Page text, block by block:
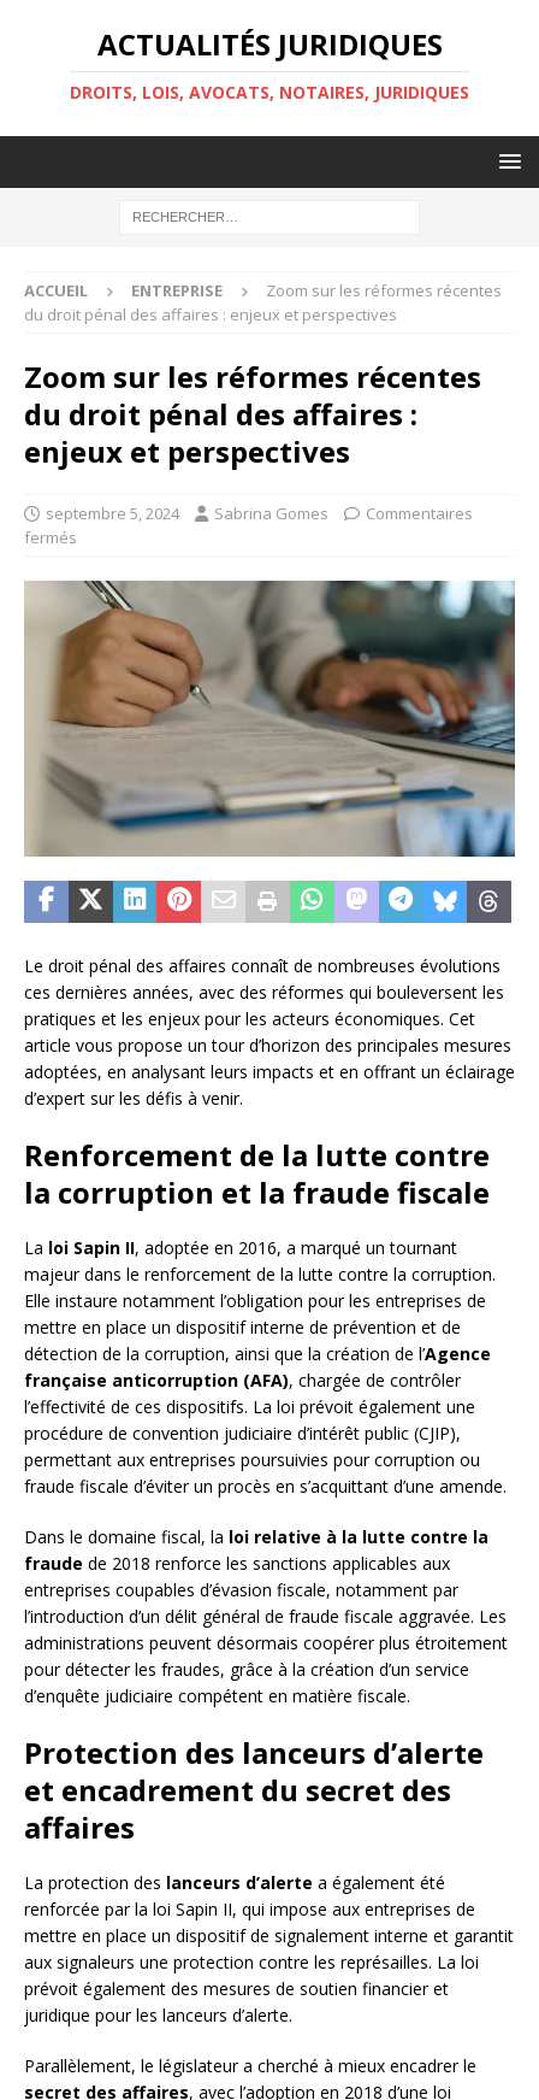
ACTUALITÉS JURIDIQUES
DROITS, LOIS, AVOCATS, NOTAIRES, JURIDIQUES
ACCUEIL ENTREPRISE
Zoom sur les réformes récentes
du droit pénal des affaires : enjeux et perspectives
Zoom sur les réformes récentes
du droit pénal des affaires :
enjeux et perspectives
septembre 5, 2024 Sabrina Gomes
Commentaires
fermés
Le droit pénal des affaires connaît de nombreuses évolutions
ces dernières années, avec des réformes qui bouleversent les
pratiques et les enjeux pour les acteurs économiques. Cet
article vous propose un tour d’horizon des principales mesures
adoptées, en analysant leurs impacts et en offrant un éclairage
d’expert sur les défis à venir.
Renforcement de la lutte contre
la corruption et la fraude fiscale
La loi Sapin II, adoptée en 2016, a marqué un tournant
majeur dans le renforcement de la lutte contre la corruption.
Elle instaure notamment l’obligation pour les entreprises de
mettre en place un dispositif interne de prévention et de
détection de la corruption, ainsi que la création de l’Agence
française anticorruption (AFA), chargée de contrôler
l’effectivité de ces dispositifs. La loi prévoit également une
procédure de convention judiciaire d’intérêt public (CJIP),
permettant aux entreprises poursuivies pour corruption ou
fraude fiscale d’éviter un procès en s’acquittant d’une amende.
Dans le domaine fiscal, la loi relative à la lutte contre la
fraude de 2018 renforce les sanctions applicables aux
entreprises coupables d’évasion fiscale, notamment par
l’introduction d’un délit général de fraude fiscale aggravée. Les
administrations peuvent désormais coopérer plus étroitement
pour détecter les fraudes, grâce à la création d’un service
d’enquête judiciaire compétent en matière fiscale.
Protection des lanceurs d’alerte
et encadrement du secret des
affaires
La protection des lanceurs d’alerte a également été
renforcée par la loi Sapin II, qui impose aux entreprises de
mettre en place un dispositif de signalement interne et garantit
aux signaleurs une protection contre les représailles. La loi
prévoit également des mesures de soutien financier et
juridique pour les lanceurs d’alerte.
Parallèlement, le législateur a cherché à mieux encadrer le
secret des affaires, avec l’adoption en 2018 d’une loi